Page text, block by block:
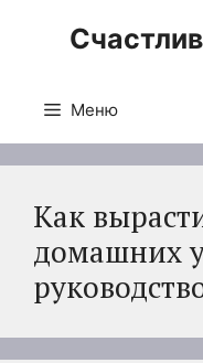
Меню
Как
домашних